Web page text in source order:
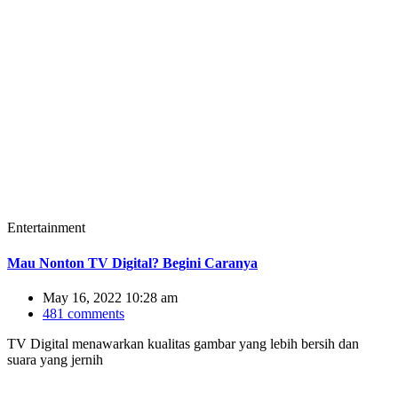
Entertainment
Mau Nonton TV Digital? Begini Caranya
May 16, 2022 10:28 am
481 comments
TV Digital menawarkan kualitas gambar yang lebih bersih dan
suara yang jernih